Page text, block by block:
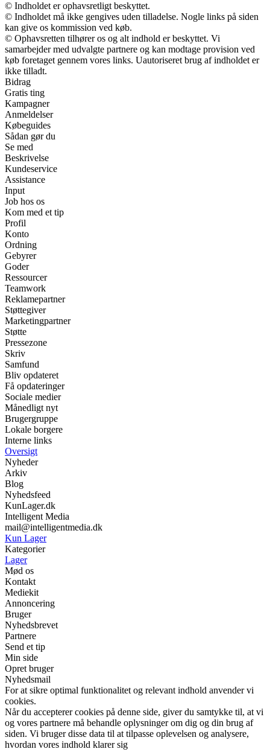
© Indholdet er ophavsretligt beskyttet.
© Indholdet må ikke gengives uden tilladelse. Nogle links på siden
kan give os kommission ved køb.
© Ophavsretten tilhører os og alt indhold er beskyttet. Vi
samarbejder med udvalgte partnere og kan modtage provision ved
køb foretaget gennem vores links. Uautoriseret brug af indholdet er
ikke tilladt.
Bidrag
Gratis ting
Kampagner
Anmeldelser
Købeguides
Sådan gør du
Se med
Beskrivelse
Kundeservice
Assistance
Input
Job hos os
Kom med et tip
Profil
Konto
Ordning
Gebyrer
Goder
Ressourcer
Teamwork
Reklamepartner
Støttegiver
Marketingpartner
Støtte
Pressezone
Skriv
Samfund
Bliv opdateret
Få opdateringer
Sociale medier
Månedligt nyt
Brugergruppe
Lokale borgere
Interne links
Oversigt
Nyheder
Arkiv
Blog
Nyhedsfeed
KunLager.dk
Intelligent Media
mail@intelligentmedia.dk
Kun Lager
Kategorier
Lager
Mød os
Kontakt
Mediekit
Annoncering
Bruger
Nyhedsbrevet
Partnere
Send et tip
Min side
Opret bruger
Nyhedsmail
For at sikre optimal funktionalitet og relevant indhold anvender vi
cookies.
Når du accepterer cookies på denne side, giver du samtykke til, at vi
og vores partnere må behandle oplysninger om dig og din brug af
siden. Vi bruger disse data til at tilpasse oplevelsen og analysere,
hvordan vores indhold klarer sig